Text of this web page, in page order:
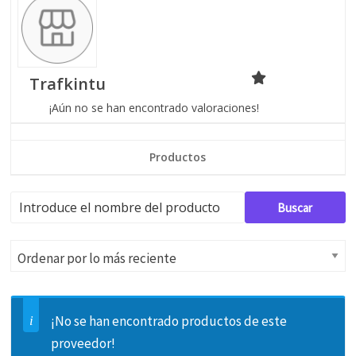
Trafkintu
¡Aún no se han encontrado valoraciones!
Productos
¡No se han encontrado productos de este
proveedor!